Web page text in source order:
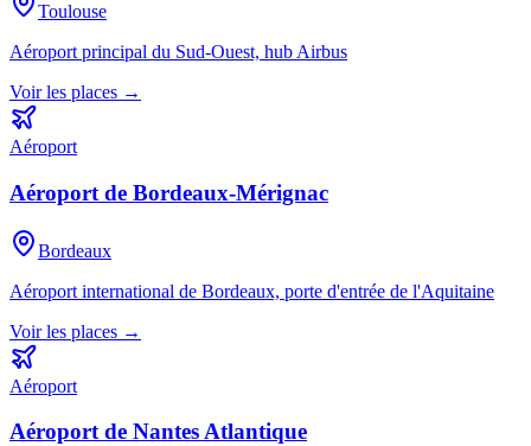
Toulouse
Aéroport principal du Sud-Ouest, hub Airbus
Voir les places →
Aéroport
Aéroport de Bordeaux-Mérignac
Bordeaux
Aéroport international de Bordeaux, porte d'entrée de l'Aquitaine
Voir les places →
Aéroport
Aéroport de Nantes Atlantique